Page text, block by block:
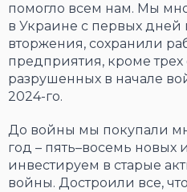
помогло всем нам. Мы
в Украине с первых дней
вторжения, сохранили
предприятия, кроме
разрушенных в начале
2024-го.
До войны мы покупали
год – пять–восемь новых
инвестируем в старые
войны. Достроили все,